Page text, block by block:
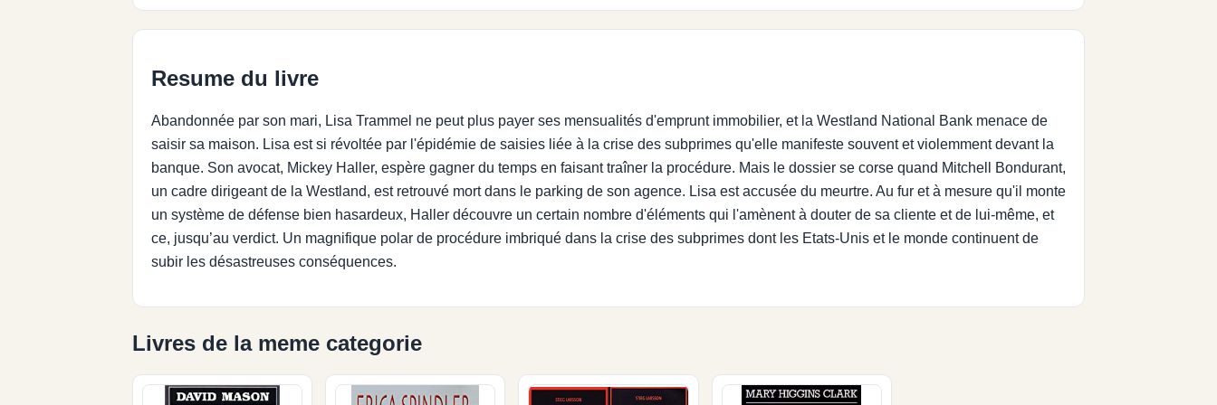
Resume du livre
Abandonnée par son mari, Lisa Trammel ne peut plus payer ses mensualités d'emprunt immobilier, et la Westland National Bank menace de
saisir sa maison. Lisa est si révoltée par l'épidémie de saisies liée à la crise des subprimes qu'elle manifeste souvent et violemment devant la
banque. Son avocat, Mickey Haller, espère gagner du temps en faisant traîner la procédure. Mais le dossier se corse quand Mitchell Bondurant,
un cadre dirigeant de la Westland, est retrouvé mort dans le parking de son agence. Lisa est accusée du meurtre. Au fur et à mesure qu'il monte
un système de défense bien hasardeux, Haller découvre un certain nombre d'éléments qui l'amènent à douter de sa cliente et de lui-même, et
ce, jusqu’au verdict. Un magnifique polar de procédure imbriqué dans la crise des subprimes dont les Etats-Unis et le monde continuent de
subir les désastreuses conséquences.
Livres de la meme categorie